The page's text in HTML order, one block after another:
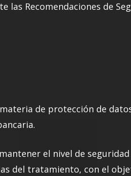
Recomendaciones de
de protección de
el nivel de
del tratamiento, con el